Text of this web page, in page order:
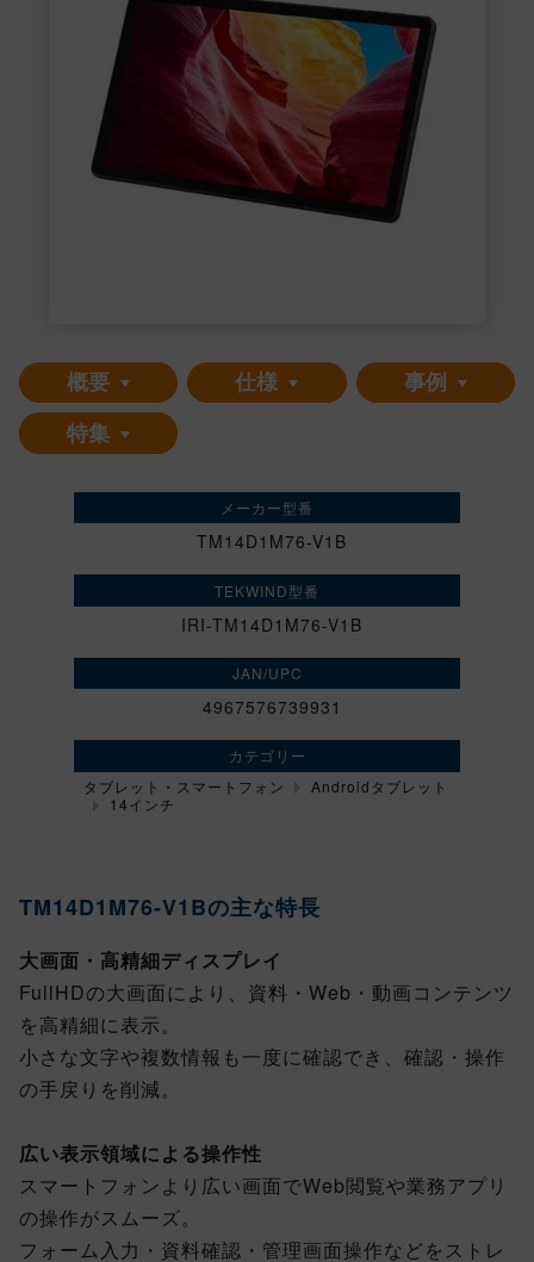
概要 仕様
事例
特集
メーカー型番
TM14D1M76-V1B
TEKWIND型番
IRI-TM14D1M76-V1B
JAN/UPC
4967576739931
カテゴリー
タブレット・スマートフォン
Androidタブレット
14インチ
TM14D1M76-V1Bの主な特長
大画面・高精細ディスプレイ
FullHDの大画面により、資料・Web・動画コンテンツ
を高精細に表示。
小さな文字や複数情報も一度に確認でき、確認・操作
の手戻りを削減。
広い表示領域による操作性
スマートフォンより広い画面でWeb閲覧や業務アプリ
の操作がスムーズ。
フォーム入力・資料確認・管理画面操作などをストレ